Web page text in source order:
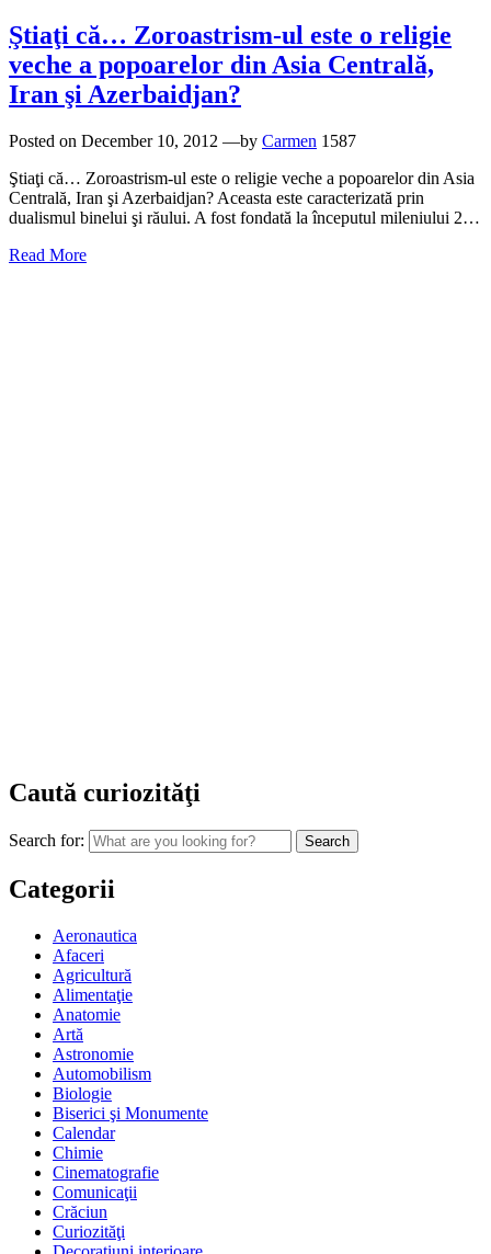
Ştiaţi că… Zoroastrism-ul este o religie
veche a popoarelor din Asia Centrală,
Iran şi Azerbaidjan?
Posted on December 10, 2012 —by Carmen 1587
Ştiaţi că… Zoroastrism-ul este o religie veche a popoarelor din Asia
Centrală, Iran şi Azerbaidjan? Aceasta este caracterizată prin
dualismul binelui şi răului. A fost fondată la începutul mileniului 2…
Read More
Caută curiozităţi
Search for:
Categorii
Aeronautica
Afaceri
Agricultură
Alimentaţie
Anatomie
Artă
Astronomie
Automobilism
Biologie
Biserici şi Monumente
Calendar
Chimie
Cinematografie
Comunicaţii
Crăciun
Curiozităţi